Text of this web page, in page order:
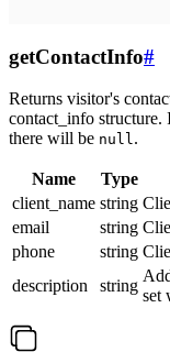
getContactInfo#
Returns visitor's
contact_info
there will be null.
Name Type
client_name string
email
string
phone
string
description
string
set